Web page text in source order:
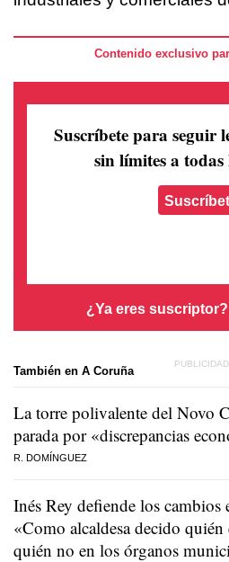
Contenido exclusivo
Suscríbete para seguir
sin límites a
¿Ya eres suscriptor?
También en A Coruña
La torre polivalente del Novo
parada por «discrepancias
R. DOMÍNGUEZ
Inés Rey defiende los cambios
«Como alcaldesa decido quién
quién no en los órganos